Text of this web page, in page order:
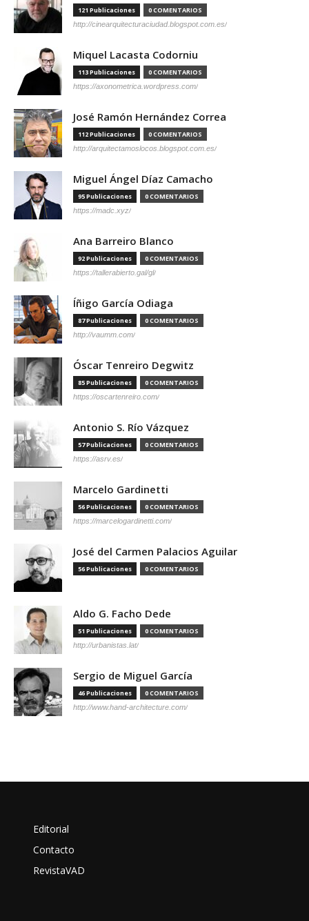
121 Publicaciones 0 COMENTARIOS
http://cinearquitecturaciudad.blogspot.com.es/
Miquel Lacasta Codorniu
113 Publicaciones 0 COMENTARIOS
https://axonometrica.wordpress.com/
José Ramón Hernández Correa
112 Publicaciones 0 COMENTARIOS
http://arquitectamoslocos.blogspot.com.es/
Miguel Ángel Díaz Camacho
95 Publicaciones 0 COMENTARIOS
https://madc.xyz/
Ana Barreiro Blanco
92 Publicaciones 0 COMENTARIOS
https://tallerabierto.gal/gl/
Íñigo García Odiaga
87 Publicaciones 0 COMENTARIOS
http://vaumm.com/
Óscar Tenreiro Degwitz
85 Publicaciones 0 COMENTARIOS
https://oscartenreiro.com/
Antonio S. Río Vázquez
57 Publicaciones 0 COMENTARIOS
https://asrv.es/
Marcelo Gardinetti
56 Publicaciones 0 COMENTARIOS
https://marcelogardinetti.com/
José del Carmen Palacios Aguilar
56 Publicaciones 0 COMENTARIOS
Aldo G. Facho Dede
51 Publicaciones 0 COMENTARIOS
http://urbanistas.lat/
Sergio de Miguel García
46 Publicaciones 0 COMENTARIOS
http://www.hand-architecture.com/
Editorial
Contacto
RevistaVAD